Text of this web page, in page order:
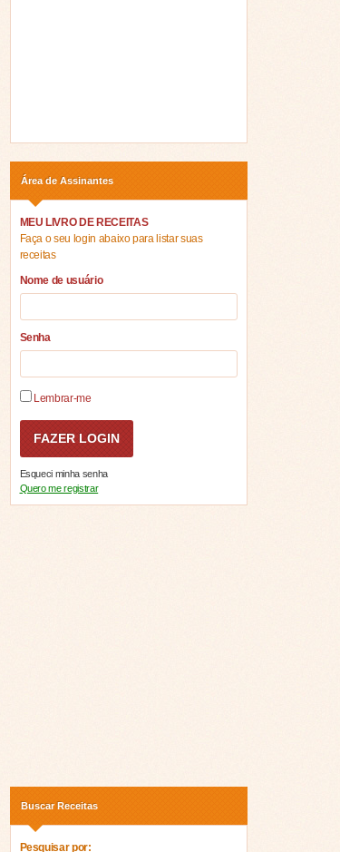
Área de Assinantes
MEU LIVRO DE RECEITAS
Faça o seu login abaixo para listar suas
receitas
Nome de usuário
Senha
Lembrar-me
Esqueci minha senha
Quero me registrar
Buscar Receitas
Pesquisar por: